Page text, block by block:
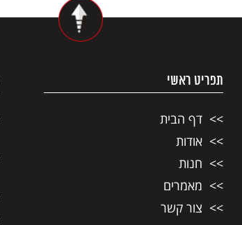
תפריט ראשי
דף הבית
אודות
חנות
מאמרים
צור קשר